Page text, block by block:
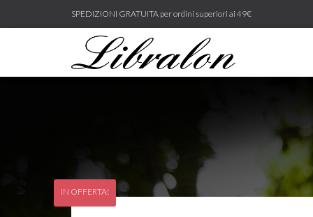
SPEDIZIONI GRATUITA per ordini superiori ai 49€
IN OFFERTA!